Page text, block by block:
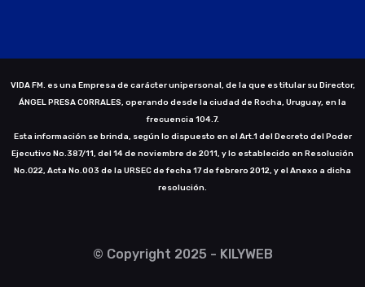
VIDA FM. es una Empresa de carácter unipersonal, de la que es titular su Director,
ÁNGEL PRESA CORRALES, operando desde la ciudad de Rocha, Uruguay, en la
frecuencia 104.7.
Esta información se brinda, según lo dispuesto en el Art.1 del Decreto del Poder
Ejecutivo No.387/11, del 14 de noviembre de 2011, y lo establecido en Resolución
No.022, Acta No.003 de la URSEC de fecha 17 de febrero 2012, y el Anexo a dicha
resolución.
© Copyright 2025 - KILYWEB